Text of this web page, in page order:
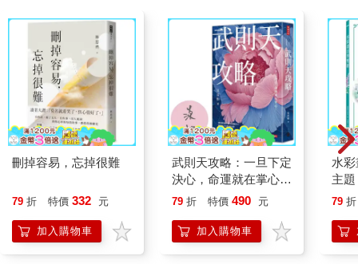
刪掉容易，忘掉很難
79 折 特價 332 元
加入購物車
武則天攻略：一旦下定
決心，命運就在掌心！
【作者親簽版】
79 折 特價 490 元
加入購物車
水
主
點
79 折